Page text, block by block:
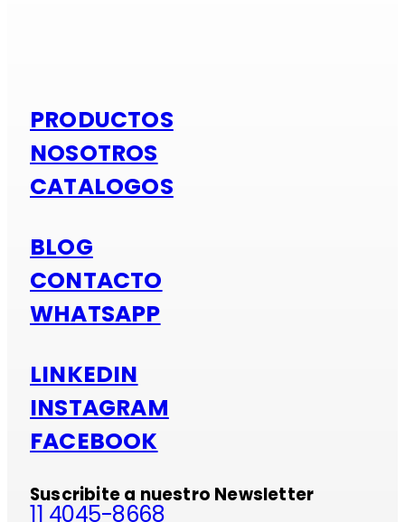
PRODUCTOS
NOSOTROS
CATALOGOS
BLOG
CONTACTO
WHATSAPP
LINKEDIN
INSTAGRAM
FACEBOOK
Suscribite a nuestro Newsletter
11 4045-8668